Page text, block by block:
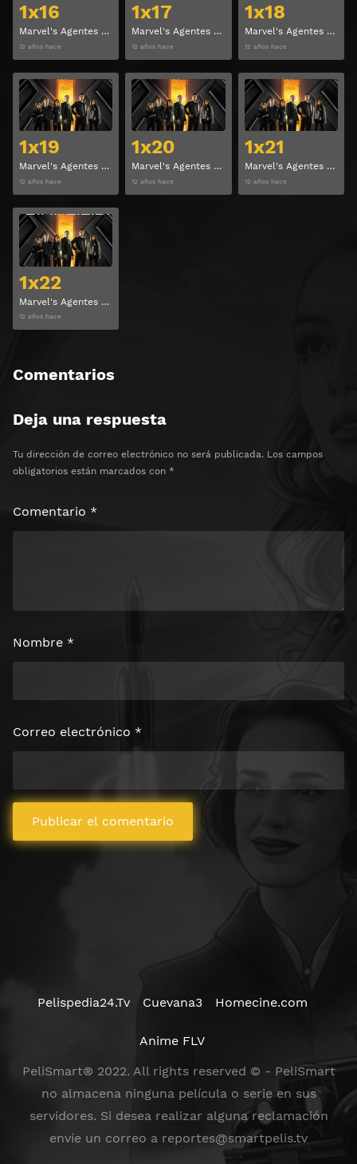
1x16
Marvel's Agentes de S.H.I.E.L.D. Temporada 1 Capitulo 16
12 años hace
1x17
Marvel's Agentes de S.H.I.E.L.D. Temporada 1 Capitulo 17
12 años hace
1x18
Marvel's Agentes de S.H.I.E.L.D. Temporada 1 Capitulo 18
12 años hace
1x19
Marvel's Agentes de S.H.I.E.L.D. Temporada 1 Capitulo 19
12 años hace
Ver
1x20
Marvel's Agentes de S.H.I.E.L.D. Temporada 1 Capitulo 20
12 años hace
Ver
1x21
Marvel's Agentes de S.H.I.E.L.D. Temporada 1 Capitulo 21
12 años hace
1x22
Marvel's Agentes de S.H.I.E.L.D. Temporada 1 Capitulo 22
12 años hace
Comentarios
Deja una respuesta
Tu dirección de correo electrónico no será publicada. Los campos
obligatorios están marcados con *
Comentario *
Nombre *
Correo electrónico *
Pelispedia24.Tv Cuevana3 Homecine.com
Anime FLV
PeliSmart® 2022. All rights reserved © - PeliSmart
no almacena ninguna película o serie en sus
servidores. Si desea realizar alguna reclamación
envíe un correo a reportes@smartpelis.tv